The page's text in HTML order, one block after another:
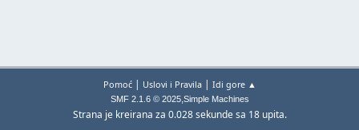
Pomoć| Uslovi i Pravila| Idi gore ▲
SMF 2.1.6 © 2025,Simple Machines
Strana je kreirana za 0.028 sekunde sa 18 upita.